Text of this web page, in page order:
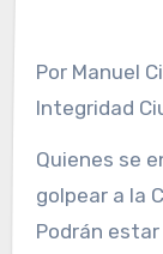
Por Manuel Cifuentes Vargas. Publicado en
Integridad
Quienes se
golpear a la
Podrán